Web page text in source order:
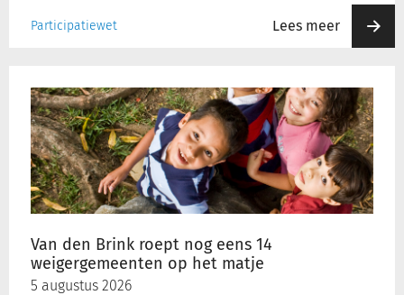
Participatiewet Lees meer
Van den Brink roept nog eens 14
weigergemeenten op het matje
5 augustus 2026
den
Brink
roept
nog
eens
weigergemeenten
matje